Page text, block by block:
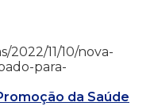
2022/11/10/nova-
para-
da Saúde